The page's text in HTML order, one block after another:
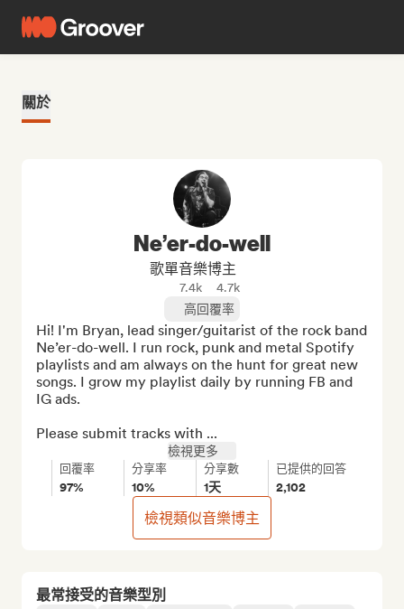
關於
最常接受的音樂型別
Ne’er-do-well
歌單音樂博主
7.4k
4.7k
高回覆率
Hi! I'm Bryan, lead singer/guitarist of the rock band
Ne’er-do-well. I run rock, punk and metal Spotify
playlists and am always on the hunt for great new
songs. I grow my playlist daily by running FB and
IG ads.
Please submit tracks with ...
檢視更多
回覆率
97%
分享率
10%
分享數
1天
已提供的回答
2,102
檢視類似音樂博主